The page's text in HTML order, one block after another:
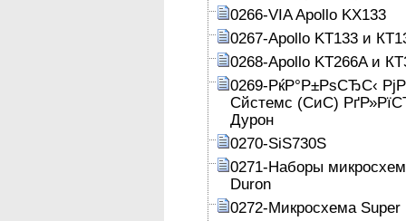
0266-VIA Apollo KX133
0267-Apollo KT133 и
0268-Apollo KT266A и
0269-РќР°Р±РѕСЂС‹
Сйстемс (СиС)
Дурон
0270-SiS730S
0271-Наборы
Duron
0272-Микросхема Super